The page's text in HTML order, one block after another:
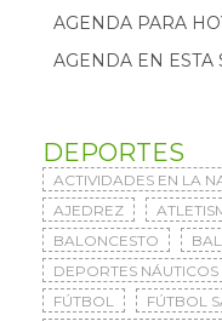
AGENDA PARA
AGENDA EN ESTA
DEPORTES
ACTIVIDADES EN LA
AJEDREZ
BALONCESTO
DEPORTES NÁUTICOS
FÚTBOL
FÚTBOL